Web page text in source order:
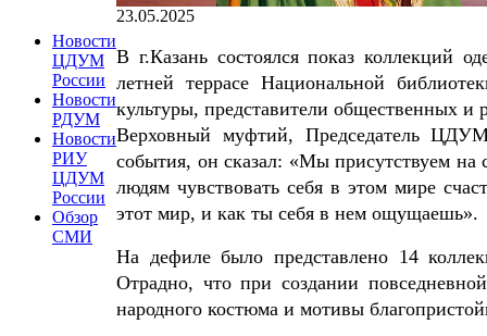
Новости
ЦДУМ
России
Новости
РДУМ
Новости
РИУ
ЦДУМ
России
Обзор
СМИ
23.05.2025
В г.Казань состоялся показ коллекций
летней террасе Национальной
культуры, представители общественных
Верховный муфтий, Председатель
события, он сказал: «Мы присутствуем на
людям чувствовать себя в этом мире
этот мир, и как ты себя в нем ощущаешь».
На дефиле было представлено 14
Отрадно, что при создании
народного костюма и мотивы